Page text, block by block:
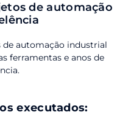
de automação
de automação industrial
ferramentas e anos de
executados: